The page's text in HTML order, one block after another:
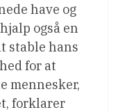
have og
også en
stable hans
for at
mennesker,
forklarer